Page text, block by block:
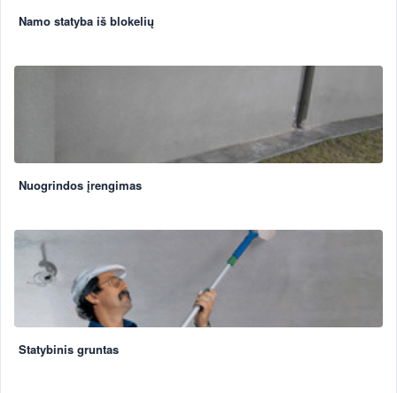
Namo statyba iš blokelių
Nuogrindos įrengimas
Statybinis gruntas